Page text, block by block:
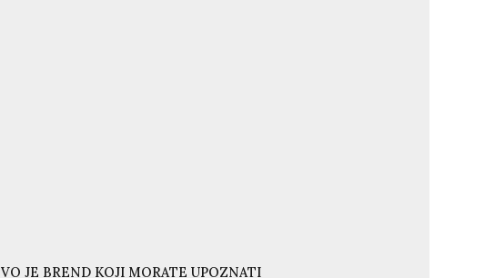
JE BREND KOJI MORATE UPOZNATI